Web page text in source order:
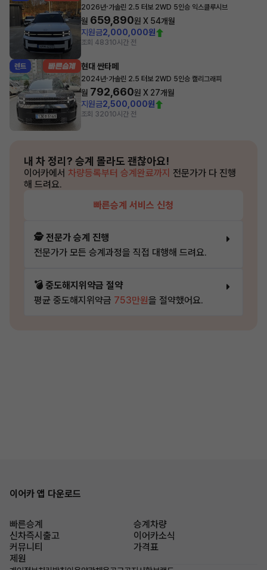
2026년·가솔린 2.5 터보 2WD 5인승 익스클루시브
월 659,890원 X 54개월
지원금2,000,000원
조회 48310시간 전
렌트 현대 싼타페
2024년·가솔린 2.5 터보 2WD 5인승 캘리그래피
월 792,660원 X 27개월
지원금2,500,000원
조회 32010시간 전
내 차 정리? 승계 몰라도 괜찮아요!
이어카에서 차량등록부터 승계완료까지 전문가가 다 진행
해 드려요.
빠른승계 서비스 신청
🕵️ 전문가 승계 진행
전문가가 모든 승계과정을 직접 대행해 드려요.
💣 중도해지위약금 절약
평균 중도해지위약금 753만원을 절약했어요.
이어카 앱 다운로드
빠른승계
승계차량
신차즉시출고
이어카소식
커뮤니티
가격표
제원